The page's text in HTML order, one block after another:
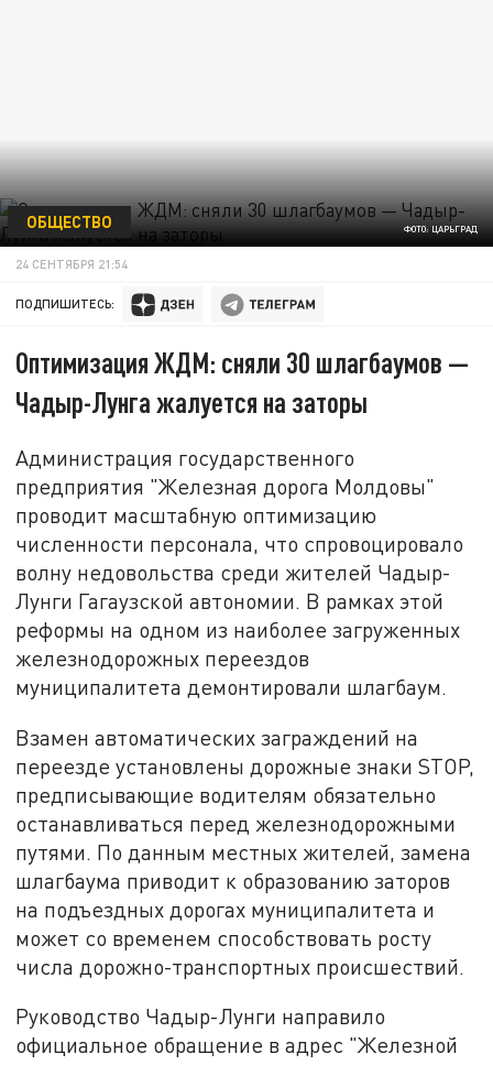
ФОТО: ЦАРЬГРАД
ОБЩЕСТВО
24 СЕНТЯБРЯ 21:54
ПОДПИШИТЕСЬ:
Оптимизация ЖДМ: сняли 30 шлагбаумов —
Чадыр-Лунга жалуется на заторы
Администрация государственного
предприятия "Железная дорога Молдовы"
проводит масштабную оптимизацию
численности персонала, что спровоцировало
волну недовольства среди жителей Чадыр-
Лунги Гагаузской автономии. В рамках этой
реформы на одном из наиболее загруженных
железнодорожных переездов
муниципалитета демонтировали шлагбаум.
Взамен автоматических заграждений на
переезде установлены дорожные знаки STOP,
предписывающие водителям обязательно
останавливаться перед железнодорожными
путями. По данным местных жителей, замена
шлагбаума приводит к образованию заторов
на подъездных дорогах муниципалитета и
может со временем способствовать росту
числа дорожно-транспортных происшествий.
Руководство Чадыр-Лунги направило
официальное обращение в адрес "Железной